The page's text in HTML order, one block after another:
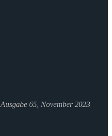
Ausgabe 65, November 2023